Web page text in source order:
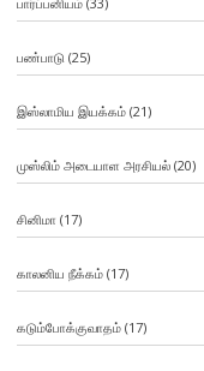
பண்பாடு(25)
இஸ்லாமிய இயக்கம்(21)
முஸ்லிம் அடையாள அரசியல்(20)
சினிமா (17)
காலனிய நீக்கம்(17)
கடும்போக்குவாதம்(17)